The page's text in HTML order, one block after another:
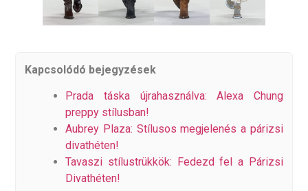
Kapcsolódó bejegyzések
Prada táska újrahasználva: Alexa Chung
preppy stílusban!
Aubrey Plaza: Stílusos megjelenés a párizsi
divathéten!
Tavaszi stílustrükkök: Fedezd fel a Párizsi
Divathéten!